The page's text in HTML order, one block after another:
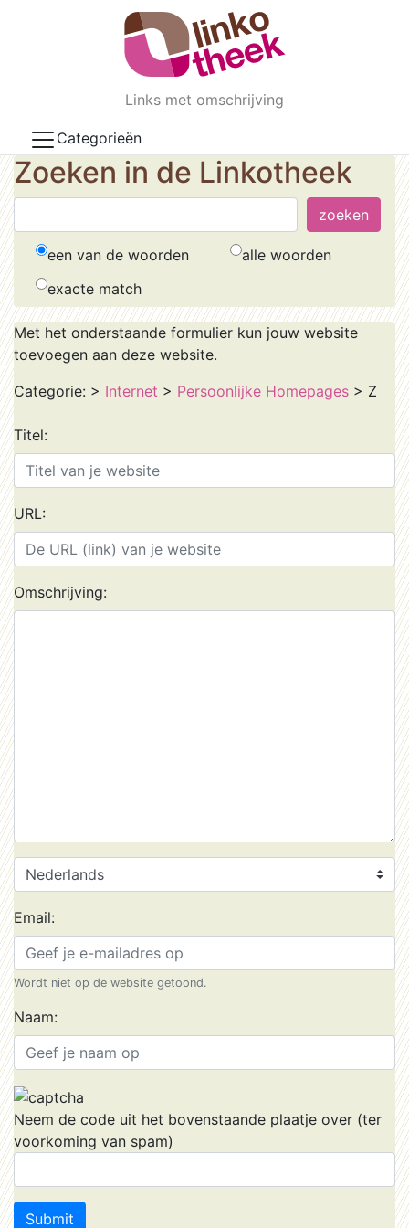
Skip to main content
Links met omschrijving
Categorieën
Zoeken in de Linkotheek
een van de woorden
alle woorden
exacte match
Met het onderstaande formulier kun jouw website
toevoegen aan deze website.
Categorie: > Internet > Persoonlijke Homepages > Z
Titel:
URL:
Omschrijving:
Email:
Wordt niet op de website getoond.
Naam:
Neem de code uit het bovenstaande plaatje over (ter
voorkoming van spam)
Submit